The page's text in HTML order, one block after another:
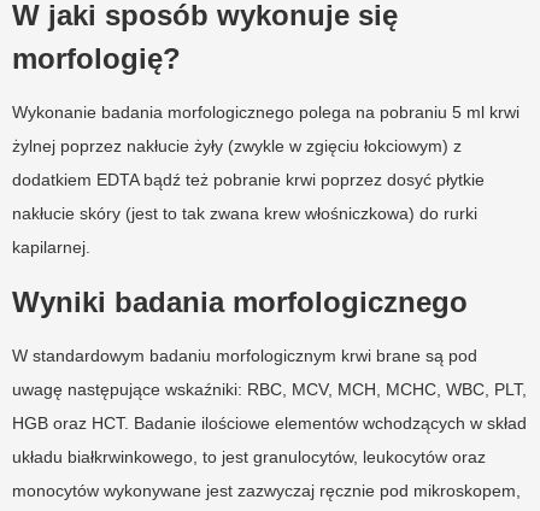
W jaki sposób wykonuje się
morfologię?
Wykonanie badania morfologicznego polega na pobraniu 5 ml krwi
żylnej poprzez nakłucie żyły (zwykle w zgięciu łokciowym) z
dodatkiem EDTA bądź też pobranie krwi poprzez dosyć płytkie
nakłucie skóry (jest to tak zwana krew włośniczkowa) do rurki
kapilarnej.
Wyniki badania morfologicznego
W standardowym badaniu morfologicznym krwi brane są pod
uwagę następujące wskaźniki: RBC, MCV, MCH, MCHC, WBC, PLT,
HGB oraz HCT. Badanie ilościowe elementów wchodzących w skład
układu białkrwinkowego, to jest granulocytów, leukocytów oraz
monocytów wykonywane jest zazwyczaj ręcznie pod mikroskopem,